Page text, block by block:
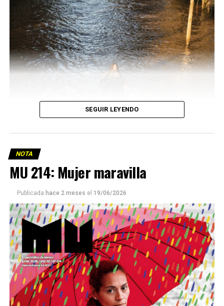
Este número 215 de MU ☝️viene con doble tapa, que
podría ser una frase:
Sin chamuyo, a remarla.
SEGUIR LEYENDO
NOTA
MU 214: Mujer maravilla
Publicada hace 2 meses el 19/06/2026